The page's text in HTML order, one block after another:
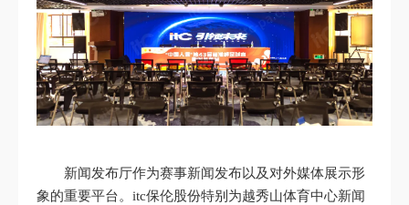
新闻发布厅作为赛事新闻发布以及对外媒体展示形
象的重要平台。itc保伦股份特别为越秀山体育中心新闻